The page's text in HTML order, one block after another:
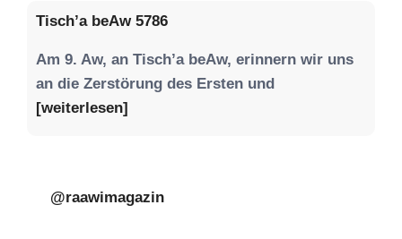
Tisch’a beAw 5786
Am 9. Aw, an Tisch’a beAw, erinnern wir uns
an die Zerstörung des Ersten und
[weiterlesen]
@raawimagazin